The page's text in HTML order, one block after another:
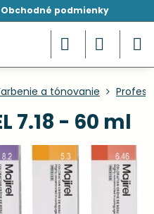
Obchodné podmienky
a tónovanie
7.18 - 60 ml